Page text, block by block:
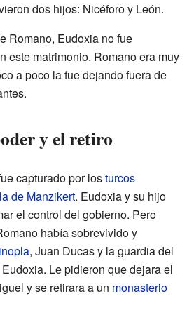
dos hijos: Nicéforo y León.
Romano, Eudoxia no fue
este matrimonio. Romano era muy
a poco la fue dejando fuera de
y el retiro
capturado por losturcos
de Manzikert. Eudoxia y su hijo
el control del gobierno. Pero
había sobrevivido y
, Juan Ducas y la guardia del
Le pidieron que dejara el
y se retirara a un monasterio